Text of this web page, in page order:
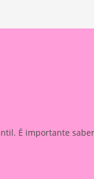
É importante saber